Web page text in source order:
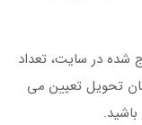
در سایت، تعداد
تحویل تعیین می